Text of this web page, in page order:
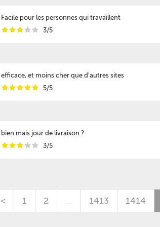
Facile pour les personnes qui travaillent
iiiii 3/5
efficace, et moins cher que d'autres sites
iiiii 5/5
bien mais jour de livraison ?
iiiii 3/5
< 1 2 … 1413 1414